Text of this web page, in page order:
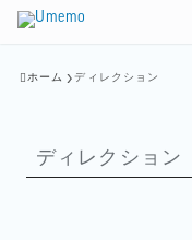
ホーム ディレクション
ディレクション